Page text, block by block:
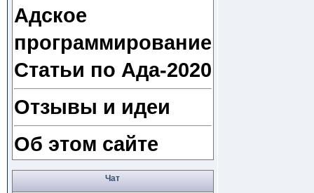
Адское
программирование
Статьи по Ада-2020
Отзывы и идеи
Об этом сайте
Чат